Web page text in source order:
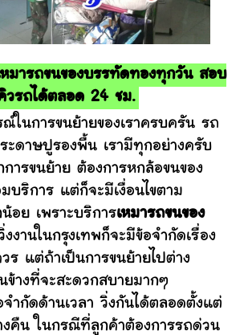
หมารถขนของบรรทัดทองทุกวัน สอบ
วรถได้ตลอด 24 ชม.
รขนย้ายของเราครบครัน รถ
ะดาษปูรองพื้น เรามีทุกอย่างครับ
ารขนย้าย ต้องการหกล้อขนของ
บริการ แต่ก็จะมีเงื่อนไขตาม
อย เพราะบริการเหมารถขนของ
งงานในกรุงเทพก็จะมีข้อจำกัดเรื่อง
ร แต่ถ้าเป็นการขนย้ายไปต่าง
างที่จะสะดวกสบายมากๆ
จำกัดด้านเวลา วิ่งกันได้ตลอดตั้งแต่
งคืน ในกรณีที่ลูกค้าต้องการรถด่วน